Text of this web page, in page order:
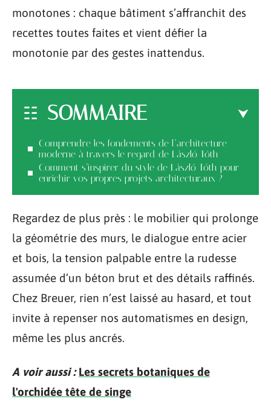
monotones : chaque bâtiment s’affranchit des
recettes toutes faites et vient défier la
monotonie par des gestes inattendus.
SOMMAIRE
Comprendre les fondements de l’architecture
moderne à travers le regard de László Tóth
Comment s’inspirer du style de László Tóth pour
enrichir vos propres projets architecturaux ?
Regardez de plus près : le mobilier qui prolonge
la géométrie des murs, le dialogue entre acier
et bois, la tension palpable entre la rudesse
assumée d’un béton brut et des détails raffinés.
Chez Breuer, rien n’est laissé au hasard, et tout
invite à repenser nos automatismes en design,
même les plus ancrés.
A voir aussi : Les secrets botaniques de
l'orchidée tête de singe